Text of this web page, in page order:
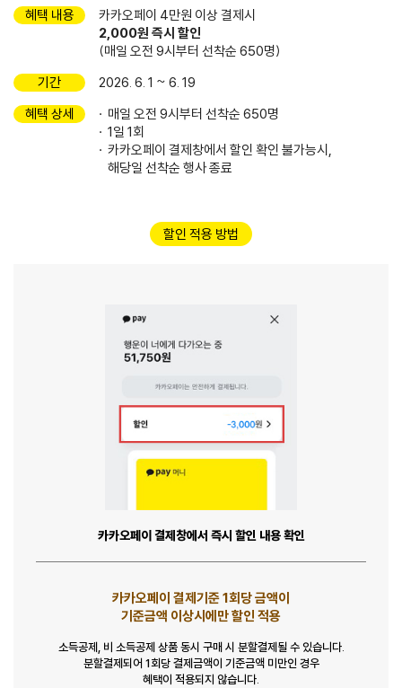
혜택 내용
카카오페이 4만원 이상 결제시
2,000원 즉시 할인
(매일 오전 9시부터 선착순 650명)
기간
2026. 6. 1 ~ 6. 19
혜택 상세
매일 오전 9시부터 선착순 650명
1일 1회
카카오페이 결제창에서 할인 확인 불가능시,
해당일 선착순 행사 종료
할인 적용 방법
카카오페이 결제창에서 즉시 할인 내용 확인
카카오페이 결제기준 1회당 금액이
기준금액 이상시에만 할인 적용
소득공제, 비 소득공제 상품 동시 구매 시 분할결제될 수 있습니다.
분할결제되어 1회당 결제금액이 기준금액 미만인 경우
혜택이 적용되지 않습니다.